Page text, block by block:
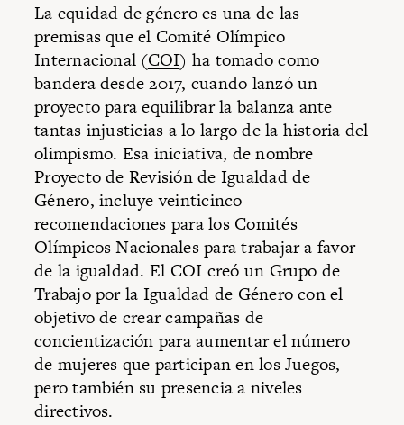
La equidad de género es una de las
premisas que el Comité Olímpico
Internacional (COI) ha tomado como
bandera desde 2017, cuando lanzó un
proyecto para equilibrar la balanza ante
tantas injusticias a lo largo de la historia del
olimpismo. Esa iniciativa, de nombre
Proyecto de Revisión de Igualdad de
Género, incluye veinticinco
recomendaciones para los Comités
Olímpicos Nacionales para trabajar a favor
de la igualdad. El COI creó un Grupo de
Trabajo por la Igualdad de Género con el
objetivo de crear campañas de
concientización para aumentar el número
de mujeres que participan en los Juegos,
pero también su presencia a niveles
directivos.